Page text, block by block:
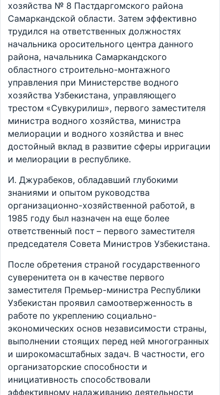
хозяйства № 8 Пастдаргомского района
Самаркандской области. Затем эффективно
трудился на ответственных должностях
начальника оросительного центра данного
района, начальника Самаркандского
областного строительно-монтажного
управления при Министерстве водного
хозяйства Узбекистана, управляющего
трестом «Сувкурилиш», первого заместителя
министра водного хозяйства, министра
мелиорации и водного хозяйства и внес
достойный вклад в развитие сферы ирригации
и мелиорации в республике.
И. Джурабеков, обладавший глубокими
знаниями и опытом руководства
организационно-хозяйственной работой, в
1985 году был назначен на еще более
ответственный пост – первого заместителя
председателя Совета Министров Узбекистана.
После обретения страной государственного
суверенитета он в качестве первого
заместителя Премьер-министра Республики
Узбекистан проявил самоотверженность в
работе по укреплению социально-
экономических основ независимости страны,
выполнении стоящих перед ней многогранных
и широкомасштабных задач. В частности, его
организаторские способности и
инициативность способствовали
эффективному налаживанию деятельности